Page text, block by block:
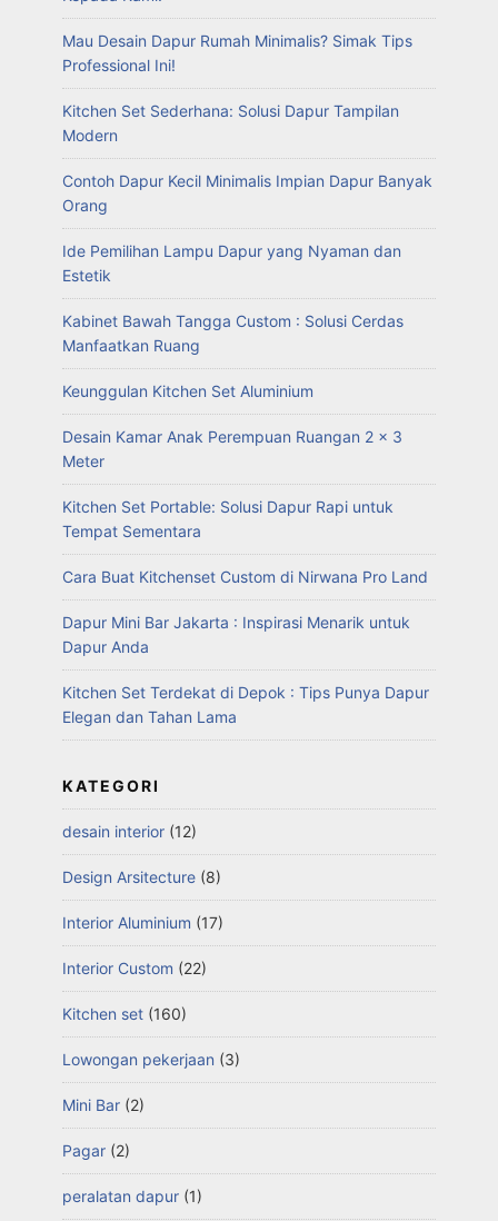
Mau Desain Dapur Rumah Minimalis? Simak Tips
Professional Ini!
Kitchen Set Sederhana: Solusi Dapur Tampilan
Modern
Contoh Dapur Kecil Minimalis Impian Dapur Banyak
Orang
Ide Pemilihan Lampu Dapur yang Nyaman dan
Estetik
Kabinet Bawah Tangga Custom : Solusi Cerdas
Manfaatkan Ruang
Keunggulan Kitchen Set Aluminium
Desain Kamar Anak Perempuan Ruangan 2 x 3
Meter
Kitchen Set Portable: Solusi Dapur Rapi untuk
Tempat Sementara
Cara Buat Kitchenset Custom di Nirwana Pro Land
Dapur Mini Bar Jakarta : Inspirasi Menarik untuk
Dapur Anda
Kitchen Set Terdekat di Depok : Tips Punya Dapur
Elegan dan Tahan Lama
KATEGORI
desain interior (12)
Design Arsitecture (8)
Interior Aluminium (17)
Interior Custom (22)
Kitchen set (160)
Lowongan pekerjaan (3)
Mini Bar (2)
Pagar (2)
peralatan dapur (1)